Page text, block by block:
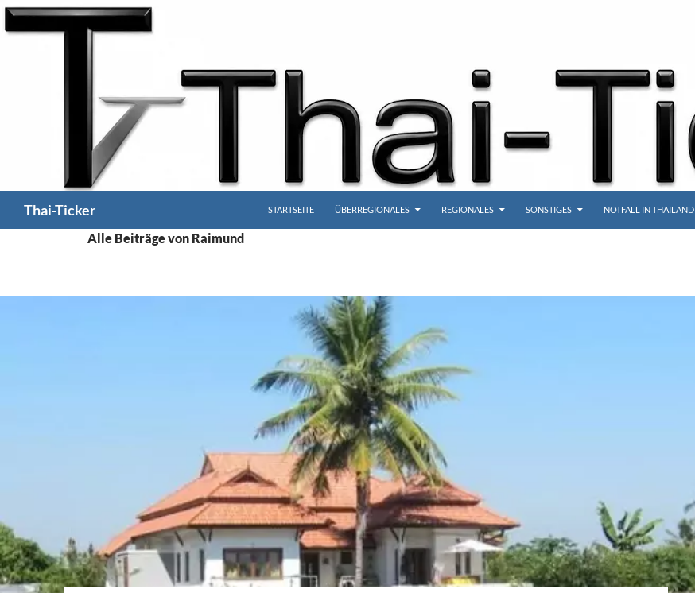
Zum
Inhalt
Thai-Ticker STARTSEITE ÜBERREGIONALES REGIONALES SONSTIGES NOTFALL IN THAILAND
Alle Beiträge von Raimund